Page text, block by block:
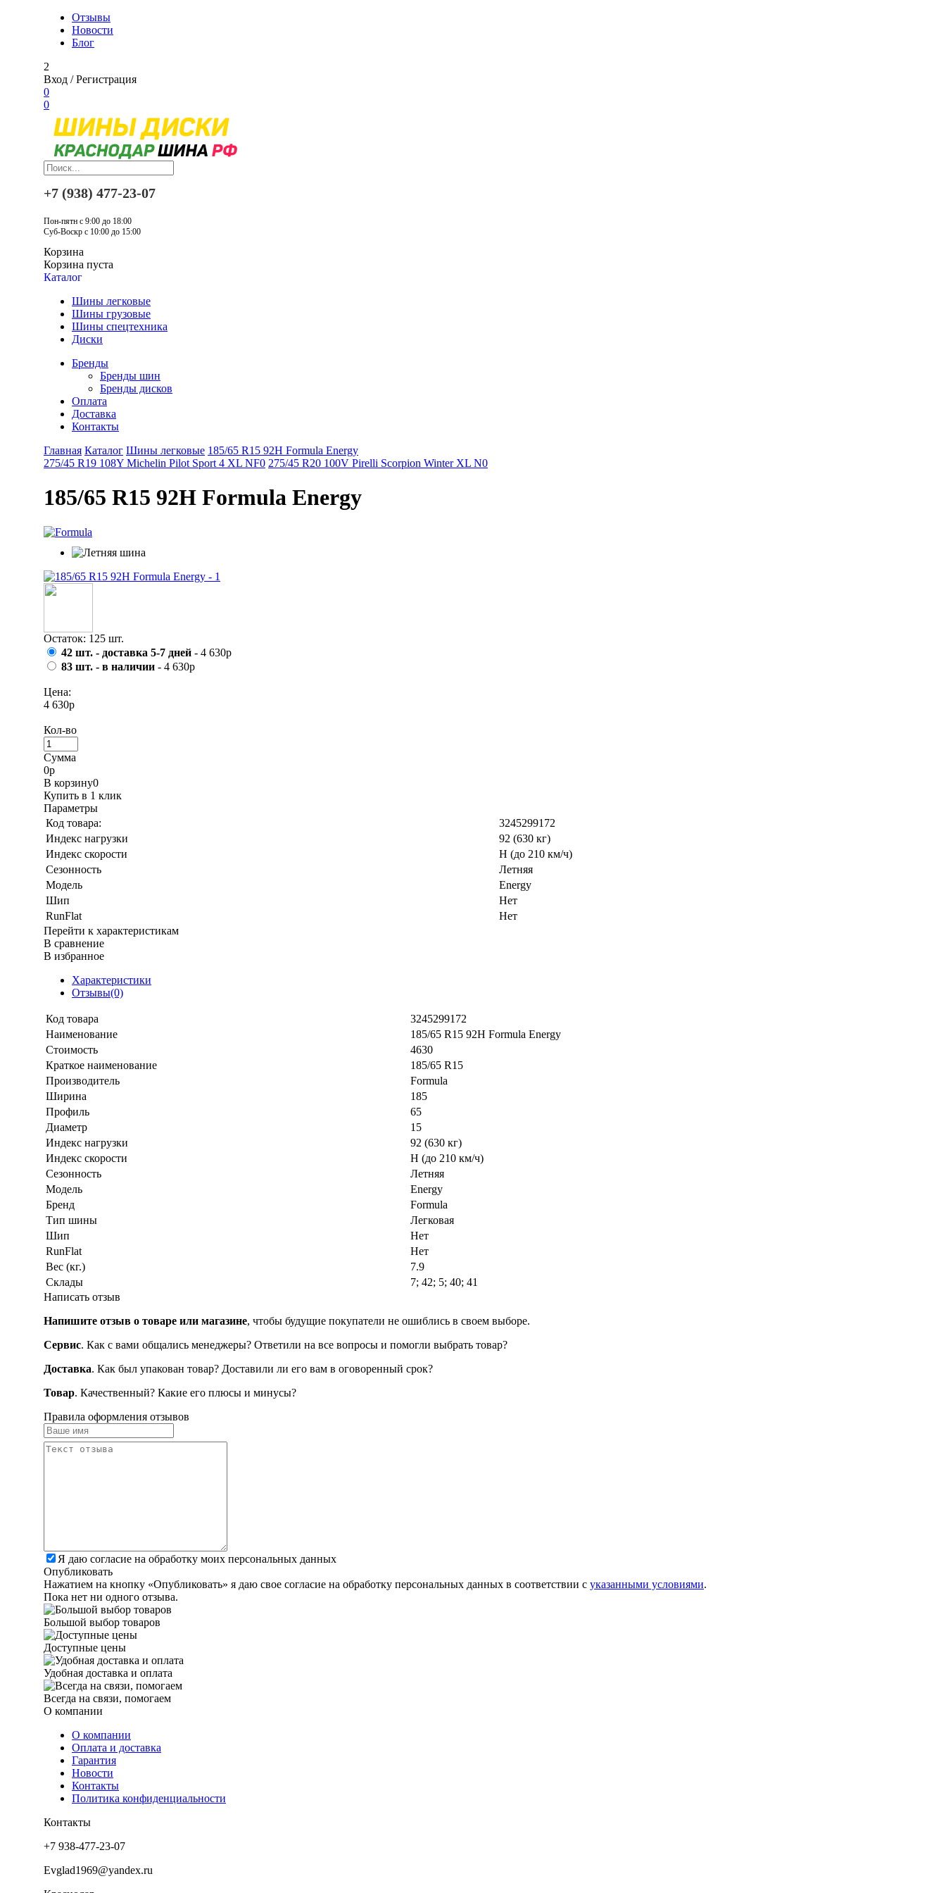
Отзывы
Новости
Блог
2
Вход /Регистрация
0
0
+7 (938) 477-23-07
Пон-пятн с 9:00 до 18:00
Суб-Воскр с 10:00 до 15:00
Корзина
Корзина пуста
Каталог
Шины легковые
Шины грузовые
Шины спецтехника
Диски
Бренды
Бренды шин
Бренды дисков
Оплата
Доставка
Контакты
Главная Каталог Шины легковые 185/65 R15 92H Formula Energy
275/45 R19 108Y Michelin Pilot Sport 4 XL NF0 275/45 R20 100V Pirelli Scorpion Winter XL N0
185/65 R15 92H Formula Energy
Остаток: 125 шт.
42 шт. - доставка 5-7 дней - 4 630р
83 шт. - в наличии - 4 630р
Цена:
4 630р
Кол-во
Сумма
0р
В корзину0
Купить в 1 клик
Параметры
Код товара:
3245299172
Индекс нагрузки
92 (630 кг)
Индекс скорости
H (до 210 км/ч)
Сезонность
Летняя
Модель
Energy
Шип
Нет
RunFlat
Нет
Перейти к характеристикам
В сравнение
В избранное
Характеристики
Отзывы(0)
Код товара
3245299172
Наименование
185/65 R15 92H Formula Energy
Стоимость
4630
Краткое наименование
185/65 R15
Производитель
Formula
Ширина
185
Профиль
65
Диаметр
15
Индекс нагрузки
92 (630 кг)
Индекс скорости
H (до 210 км/ч)
Сезонность
Летняя
Модель
Energy
Бренд
Formula
Тип шины
Легковая
Шип
Нет
RunFlat
Нет
Вес (кг.)
7.9
Склады
7; 42; 5; 40; 41
Написать отзыв
Напишите отзыв о товаре или магазине, чтобы будущие покупатели не ошиблись в своем выборе.
Сервис. Как с вами общались менеджеры? Ответили на все вопросы и помогли выбрать товар?
Доставка. Как был упакован товар? Доставили ли его вам в оговоренный срок?
Товар. Качественный? Какие его плюсы и минусы?
Правила оформления отзывов
Я даю согласие на обработку моих персональных данных
Опубликовать
Нажатием на кнопку «Опубликовать» я даю свое согласие на обработку персональных данных в соответствии с указанными условиями.
Пока нет ни одного отзыва.
Большой выбор товаров
Доступные цены
Удобная доставка и оплата
Всегда на связи, помогаем
О компании
О компании
Оплата и доставка
Гарантия
Новости
Контакты
Политика конфиденциальности
Контакты
+7 938-477-23-07
Evglad1969@yandex.ru